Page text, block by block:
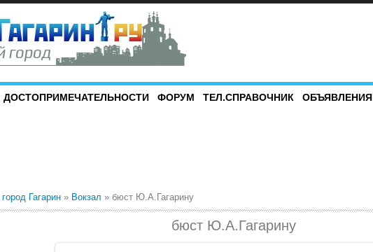
ДОСТОПРИМЕЧАТЕЛЬНОСТИ ФОРУМ ТЕЛ.СПРАВОЧНИК ОБЪЯВЛЕНИЯ
город Гагарин » Вокзал » бюст Ю.А.Гагарину
бюст Ю.А.Гагарину